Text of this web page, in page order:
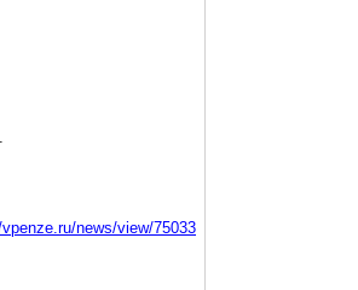
news/view/75033